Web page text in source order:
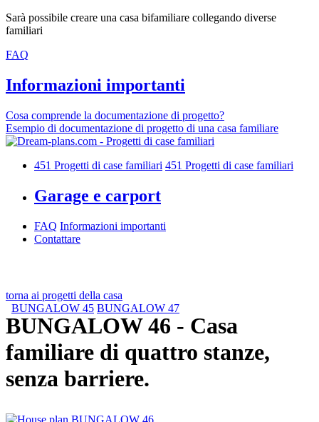
Sarà possibile creare una casa bifamiliare collegando diverse
familiari
FAQ
Informazioni importanti
Cosa comprende la documentazione di progetto?
Esempio di documentazione di progetto di una casa familiare
451 Progetti di case familiari 451 Progetti di case familiari
Garage e carport
FAQ Informazioni importanti
Contattare
torna ai progetti della casa
BUNGALOW 45 BUNGALOW 47
BUNGALOW 46 - Casa
familiare di quattro stanze,
senza barriere.